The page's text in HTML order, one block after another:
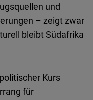
und
– zeigt zwar
bleibt Südafrika
Kurs
für